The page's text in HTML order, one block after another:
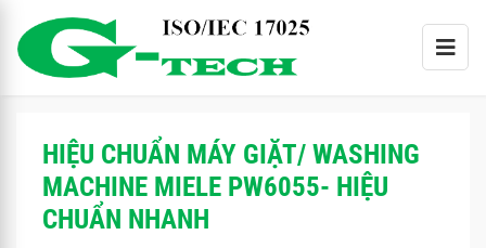
HIỆU CHUẨN MÁY GIẶT/ WASHING
MACHINE MIELE PW6055- HIỆU
CHUẨN NHANH